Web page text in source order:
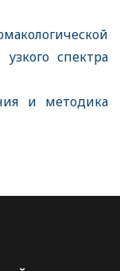
спектра
и методика